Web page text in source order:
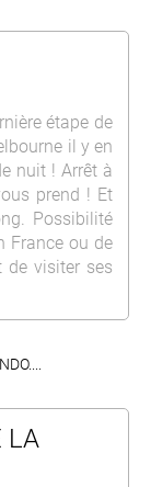
étape de
il y en
nuit ! Arrêt à
prend ! Et
Possibilité
France ou de
de visiter ses
LA